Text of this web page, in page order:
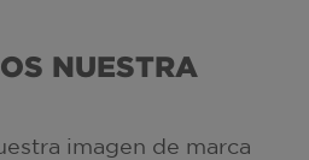
NUESTRA
imagen de marca